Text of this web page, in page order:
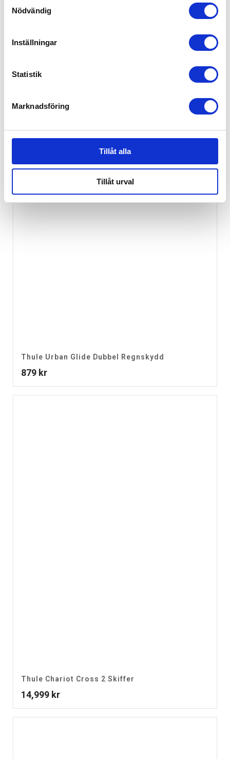
Nödvändig
Inställningar
Statistik
Marknadsföring
Tillåt alla
Tillåt urval
dag.
EJ I LAGER
Thule Urban Glide Dubbel Regnskydd
879 kr
Thule Chariot Cross 2 Skiffer
14,999 kr